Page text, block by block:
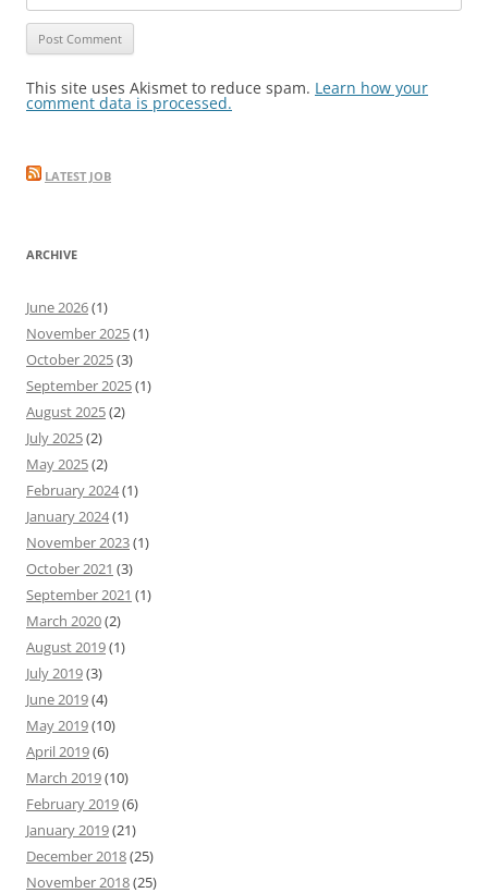
This site uses Akismet to reduce spam. Learn how your
comment data is processed.
LATEST JOB
ARCHIVE
June 2026(1)
November 2025(1)
October 2025(3)
September 2025(1)
August 2025(2)
July 2025(2)
May 2025(2)
February 2024(1)
January 2024(1)
November 2023(1)
October 2021 (3)
September 2021 (1)
March 2020(2)
August 2019(1)
July 2019(3)
June 2019(4)
May 2019(10)
April 2019(6)
March 2019(10)
February 2019(6)
January 2019(21)
December 2018(25)
November 2018(25)